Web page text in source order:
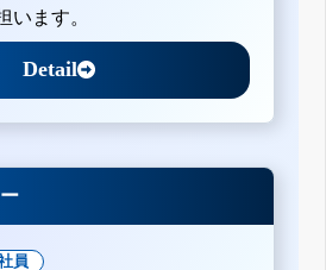
います。
Detail
員